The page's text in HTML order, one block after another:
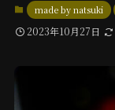
made by natsuki
2023年10月27日